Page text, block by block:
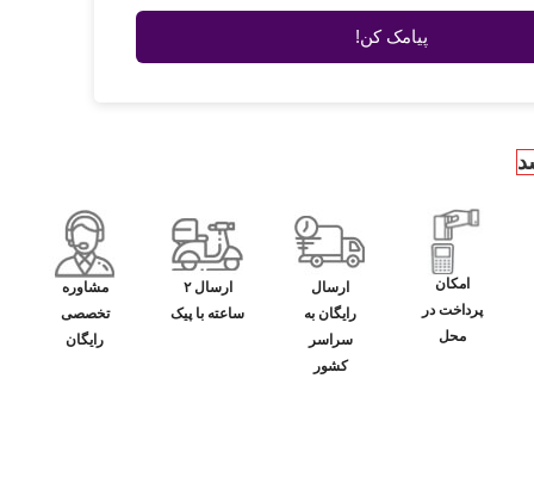
پیامک کن!
امکان
پرداخت در
محل
ارسال
رایگان به
سراسر
کشور
ارسال ۲
ساعته با پیک
مشاوره
تخصصی
رایگان